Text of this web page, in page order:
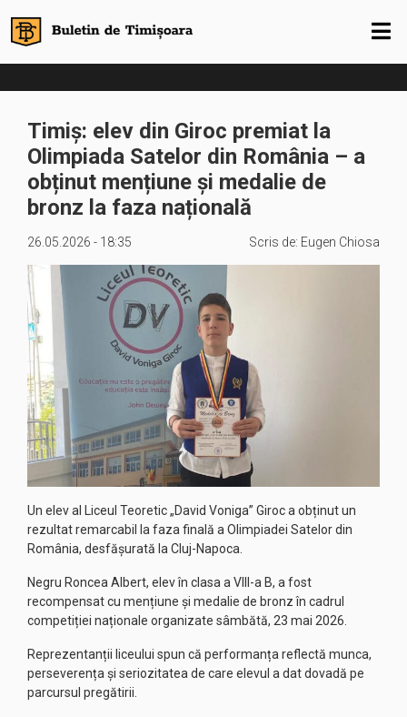
Timiș: elev din Giroc premiat la
Olimpiada Satelor din România – a
obținut mențiune și medalie de
bronz la faza națională
26.05.2026 - 18:35 Scris de: Eugen Chiosa
Un elev al Liceul Teoretic „David Voniga” Giroc a obținut un
rezultat remarcabil la faza finală a Olimpiadei Satelor din
România, desfășurată la Cluj-Napoca.
Negru Roncea Albert, elev în clasa a VIII-a B, a fost
recompensat cu mențiune și medalie de bronz în cadrul
competiției naționale organizate sâmbătă, 23 mai 2026.
Reprezentanții liceului spun că performanța reflectă munca,
perseverența și seriozitatea de care elevul a dat dovadă pe
parcursul pregătirii.